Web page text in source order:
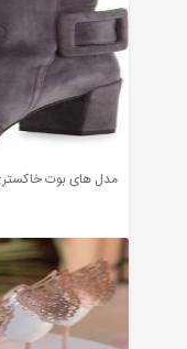
مدل های بوت